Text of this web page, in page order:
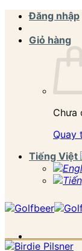
qua
Đăng nhập
Giỏ hàng
Chưa
Quay
Tiếng Việt